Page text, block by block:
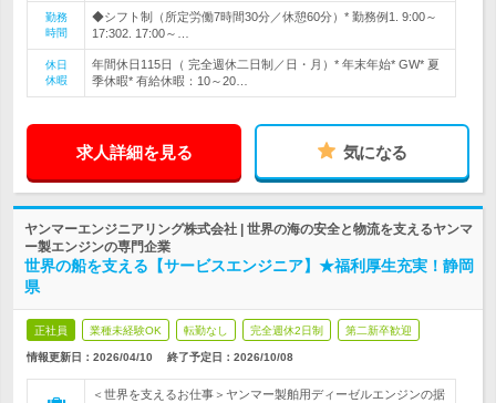
勤務
時間
◆シフト制（所定労働7時間30分／休憩60分）* 勤務例1. 9:00～
17:302. 17:00～…
休日
休暇
年間休日115日（ 完全週休二日制／日・月）* 年末年始* GW* 夏
季休暇* 有給休暇：10～20…
求人詳細を見る 気になる
ヤンマーエンジニアリング株式会社 | 世界の海の安全と物流を支えるヤンマ
ー製エンジンの専門企業
世界の船を支える【サービスエンジニア】★福利厚生充実！静岡
県
正社員 業種未経験OK 転勤なし 完全週休2日制 第二新卒歓迎
情報更新日：2026/04/10 終了予定日： 2026/10/08
＜世界を支えるお仕事＞ヤンマー製舶用ディーゼルエンジンの据